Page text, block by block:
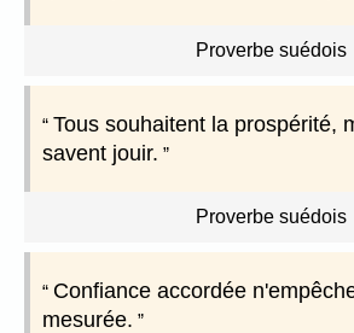
Proverbe suédois
Tous souhaitent la prospérité,
savent jouir.
Proverbe suédois
Confiance accordée
mesurée.